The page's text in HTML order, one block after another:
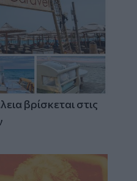
βρίσκεται στις